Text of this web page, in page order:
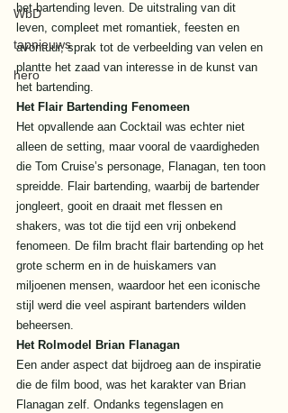
WbD
tapnieuws
hero
het bartending leven. De uitstraling van dit
leven, compleet met romantiek, feesten en
avontuur, sprak tot de verbeelding van velen en
plantte het zaad van interesse in de kunst van
het bartending.
Het Flair Bartending Fenomeen
Het opvallende aan Cocktail was echter niet
alleen de setting, maar vooral de vaardigheden
die Tom Cruise’s personage, Flanagan, ten toon
spreidde. Flair bartending, waarbij de bartender
jongleert, gooit en draait met flessen en
shakers, was tot die tijd een vrij onbekend
fenomeen. De film bracht flair bartending op het
grote scherm en in de huiskamers van
miljoenen mensen, waardoor het een iconische
stijl werd die veel aspirant bartenders wilden
beheersen.
Het Rolmodel Brian Flanagan
Een ander aspect dat bijdroeg aan de inspiratie
die de film bood, was het karakter van Brian
Flanagan zelf. Ondanks tegenslagen en